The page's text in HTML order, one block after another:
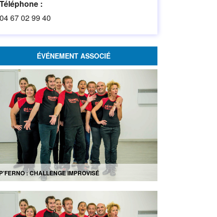
Téléphone :
04 67 02 99 40
ÉVÉNEMENT ASSOCIÉ
: CHALLENGE IMPROVISÉ